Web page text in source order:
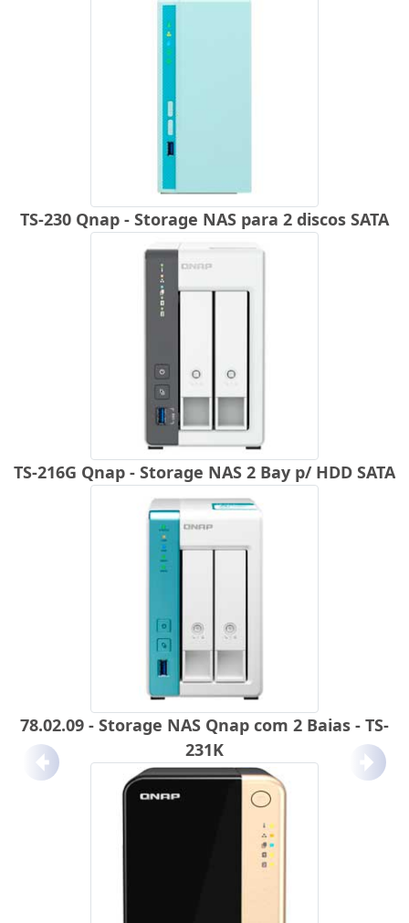
TS-230 Qnap - Storage NAS para 2 discos SATA
TS-216G Qnap - Storage NAS 2 Bay p/ HDD SATA
78.02.09 - Storage NAS Qnap com 2 Baias - TS-
231K
Anterior